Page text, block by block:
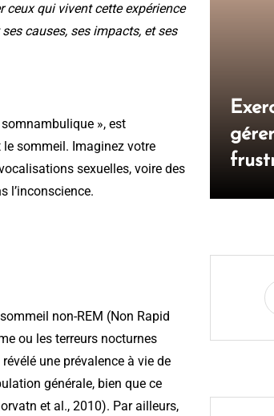
qui vivent cette expérience
causes, ses impacts, et ses
», est
sommeil. Imaginez votre
sexuelles, voire des
l’inconscience.
non-REM (Non Rapid
ou les terreurs nocturnes
une prévalence à vie de
générale, bien que ce
et al., 2010). Par ailleurs,
: ce que dit
la psychologie